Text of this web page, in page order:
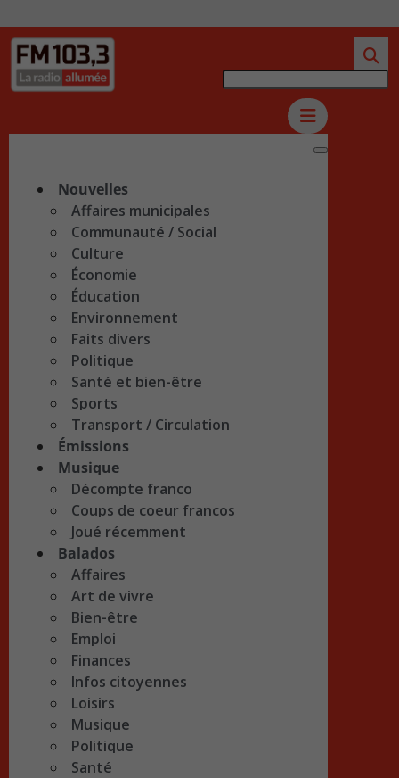
Nouvelles
Affaires municipales
Communauté / Social
Culture
Économie
Éducation
Environnement
Faits divers
Politique
Santé et bien-être
Sports
Transport / Circulation
Émissions
Musique
Décompte franco
Coups de coeur francos
Joué récemment
Balados
Affaires
Art de vivre
Bien-être
Emploi
Finances
Infos citoyennes
Loisirs
Musique
Politique
Santé